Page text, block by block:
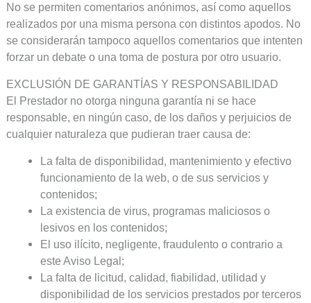
No se permiten comentarios anónimos, así como aquellos
realizados por una misma persona con distintos apodos. No
se considerarán tampoco aquellos comentarios que intenten
forzar un debate o una toma de postura por otro usuario.
EXCLUSIÓN DE GARANTÍAS Y RESPONSABILIDAD
El Prestador no otorga ninguna garantía ni se hace
responsable, en ningún caso, de los daños y perjuicios de
cualquier naturaleza que pudieran traer causa de:
La falta de disponibilidad, mantenimiento y efectivo
funcionamiento de la web, o de sus servicios y
contenidos;
La existencia de virus, programas maliciosos o
lesivos en los contenidos;
El uso ilícito, negligente, fraudulento o contrario a
este Aviso Legal;
La falta de licitud, calidad, fiabilidad, utilidad y
disponibilidad de los servicios prestados por terceros